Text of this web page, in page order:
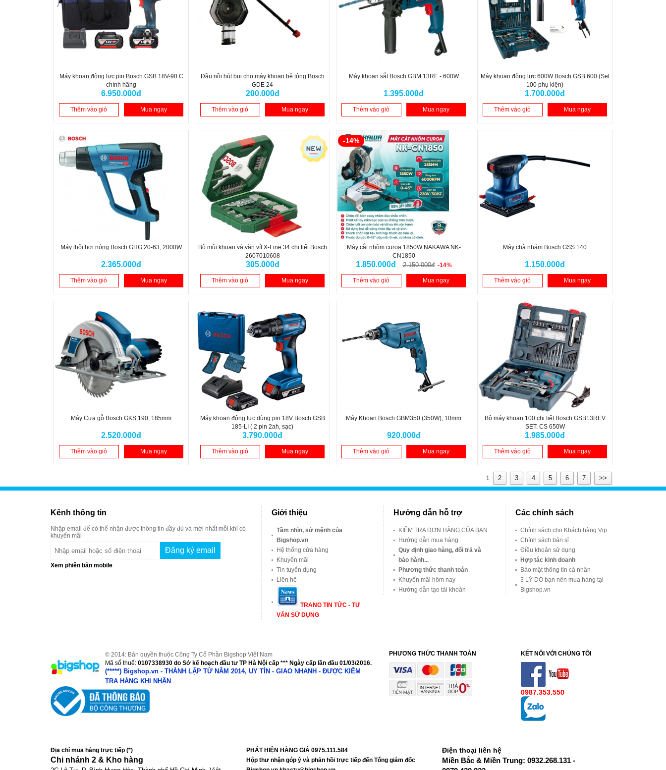
Máy khoan động lực pin Bosch GSB 18V-90 C
chính hãng
6.950.000đ
Thêm vào giỏ Mua ngay
Đầu nồi hút bụi cho máy khoan bê tông Bosch
GDE 24
200.000đ
Thêm vào giỏ Mua ngay
Máy khoan sắt Bosch GBM 13RE - 600W
1.395.000đ
Thêm vào giỏ Mua ngay
Máy khoan động lực 600W Bosch GSB 600 (Set
100 phụ kiện)
1.700.000đ
Thêm vào giỏ Mua ngay
Máy thổi hơi nóng Bosch GHG 20-63, 2000W
2.365.000đ
Thêm vào giỏ Mua ngay
Bộ mũi khoan và vặn vít X-Line 34 chi tiết Bosch
2607010608
305.000đ
Thêm vào giỏ Mua ngay
Máy cắt nhôm curoa 1850W NAKAWA NK-
CN1850
1.850.000đ 2.150.000đ -14%
-14%
Thêm vào giỏ Mua ngay
Máy chà nhám Bosch GSS 140
1.150.000đ
Thêm vào giỏ Mua ngay
Máy Cưa gỗ Bosch GKS 190, 185mm
2.520.000đ
Thêm vào giỏ Mua ngay
Máy khoan động lực dùng pin 18V Bosch GSB
185-LI ( 2 pin 2ah, sạc)
3.790.000đ
Thêm vào giỏ Mua ngay
Máy Khoan Bosch GBM350 (350W), 10mm
920.000đ
Thêm vào giỏ Mua ngay
Bộ máy khoan 100 chi tiết Bosch GSB13REV
SET, CS 650W
1.985.000đ
Thêm vào giỏ Mua ngay
1 2 3 4 5 6 7 >>
Kênh thông tin
Nhập email để có thể nhận được thông tin đầy đủ và mới nhất mỗi khi có
khuyến mãi
Xem phiên bản mobile
Giới thiệu
Tầm nhìn, sứ mệnh của
Bigshop.vn
Hệ thống cửa hàng
Khuyến mãi
Tin tuyển dụng
Liên hệ
TRANG TIN TỨC - TƯ
VẤN SỬ DỤNG
Hướng dẫn hỗ trợ
KIỂM TRA ĐƠN HÀNG CỦA BẠN
Hướng dẫn mua hàng
Quy định giao hàng, đổi trả và
bảo hành...
Phương thức thanh toán
Khuyến mãi hôm nay
Hướng dẫn tạo tài khoản
Các chính sách
Chính sách cho Khách hàng Vip
Chính sách bán sỉ
Điều khoản sử dụng
Hợp tác kinh doanh
Bảo mật thông tin cá nhân
3 LÝ DO bạn nên mua hàng tại
Bigshop.vn
© 2014: Bản quyền thuộc Công Ty Cổ Phần Bigshop Việt Nam
Mã số thuế: 0107338930 do Sở kế hoạch đầu tư TP Hà Nội cấp *** Ngày cấp lần đầu 01/03/2016.
(*****) Bigshop.vn - THÀNH LẬP TỪ NĂM 2014, UY TÍN - GIAO NHANH - ĐƯỢC KIỂM
TRA HÀNG KHI NHẬN
KẾT NỐI VỚI CHÚNG TÔI
0987.353.550
PHƯƠNG THỨC THANH TOÁN
Địa chỉ mua hàng trực tiếp (*)
Chi nhánh 2 & Kho hàng
PHÁT HIỆN HÀNG GIẢ 0975.111.584
Hộp thư nhận góp ý và phản hồi trực tiếp đến Tổng giám đốc
Điện thoại liên hệ
Miền Bắc & Miền Trung: 0932.268.131 -